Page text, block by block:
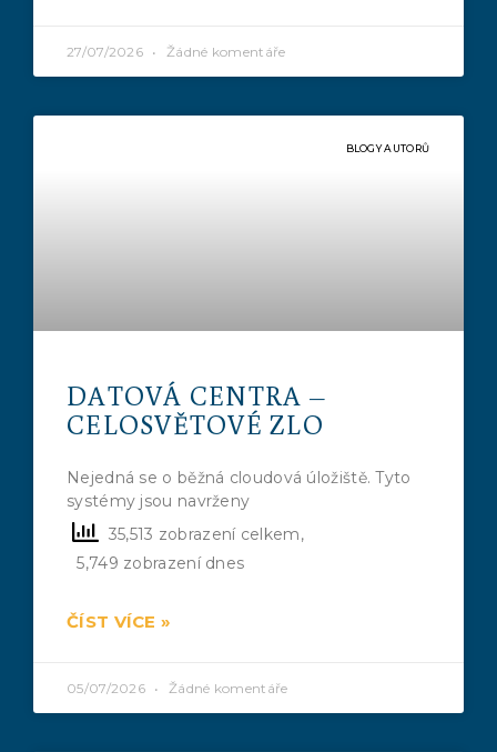
27/07/2026 Žádné komentáře
BLOGY AUTORŮ
DATOVÁ CENTRA –
CELOSVĚTOVÉ ZLO
Nejedná se o běžná cloudová úložiště. Tyto
systémy jsou navrženy
35,513 zobrazení celkem,
5,749 zobrazení dnes
ČÍST VÍCE »
05/07/2026 Žádné komentáře